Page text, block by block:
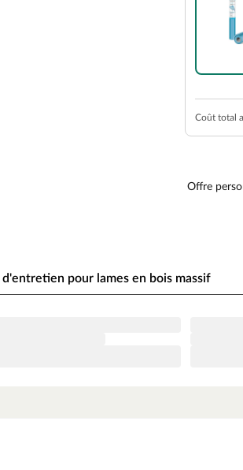
non seulement en un
impression de volume
en œuvre. Avec la classe
les cages d’escalier ou les
Coût total
Offre
d'entretien pour lames en bois massif